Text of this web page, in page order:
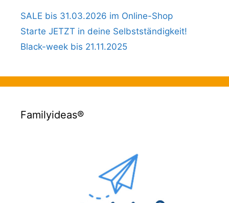
SALE bis 31.03.2026 im Online-Shop
Starte JETZT in deine Selbstständigkeit!
Black-week bis 21.11.2025
Familyideas®